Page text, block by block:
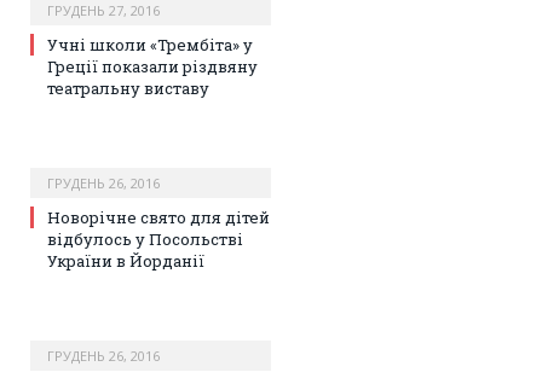
ГРУДЕНЬ 27, 2016
Учні школи «Трембіта» у
Греції показали різдвяну
театральну виставу
ГРУДЕНЬ 26, 2016
Новорічне свято для дітей
відбулось у Посольстві
України в Йорданії
ГРУДЕНЬ 26, 2016